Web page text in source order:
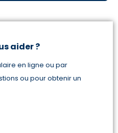
aider ?
en ligne ou par
ou pour obtenir un